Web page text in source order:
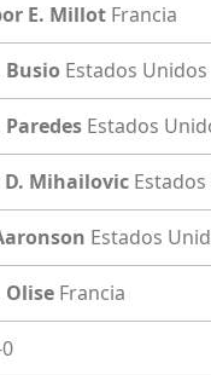
E. Millot Francia
Busio Estados Unidos
Estados
D. Mihailovic
Estados
Olise Francia